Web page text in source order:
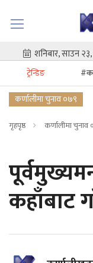
ट्रेन्डिङ
कर्णालीमा चुनाव ०७९
गृहपृष्ठ कर्णालीमा चुनाव
कहाँबाट